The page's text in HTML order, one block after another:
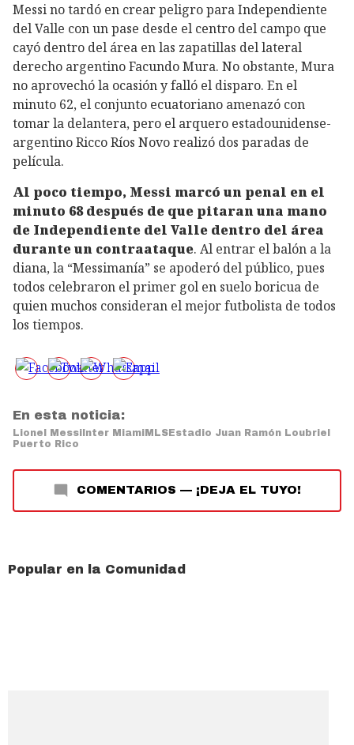
Messi no tardó en crear peligro para Independiente
del Valle con un pase desde el centro del campo que
cayó dentro del área en las zapatillas del lateral
derecho argentino Facundo Mura. No obstante, Mura
no aprovechó la ocasión y falló el disparo. En el
minuto 62, el conjunto ecuatoriano amenazó con
tomar la delantera, pero el arquero estadounidense-
argentino Ricco Ríos Novo realizó dos paradas de
película.
Al poco tiempo, Messi marcó un penal en el
minuto 68 después de que pitaran una mano
de Independiente del Valle dentro del área
durante un contraataque. Al entrar el balón a la
diana, la “Messimanía” se apoderó del público, pues
todos celebraron el primer gol en suelo boricua de
quien muchos consideran el mejor futbolista de todos
los tiempos.
En esta noticia:
Lionel MessiInter MiamiMLSEstadio Juan Ramón Loubriel
Puerto Rico
COMENTARIOS — ¡DEJA EL TUYO!
Popular en la Comunidad